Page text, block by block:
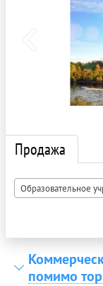
Продажа
Образовательное
помимо